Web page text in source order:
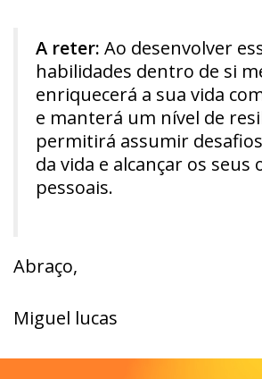
A reter: Ao desenvolver
habilidades dentro de si
enriquecerá a sua vida
e manterá um nível de
permitirá assumir
da vida e alcançar os seus
pessoais.
Abraço,
Miguel lucas